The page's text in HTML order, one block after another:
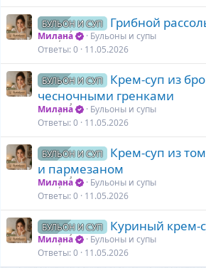
БУЛЬОН И СУП Грибной
Милана
Бульоны и супы
Ответы 0 11.05.2026
БУЛЬОН И СУП
Крем-суп из
чесночными гренками
Милана
Бульоны и супы
Ответы 0 11.05.2026
БУЛЬОН И СУП
Крем-суп из
и пармезаном
Милана
Бульоны и супы
Ответы 0 11.05.2026
БУЛЬОН И СУП Куриный крем-
Милана
Бульоны и супы
Ответы 0 11.05.2026